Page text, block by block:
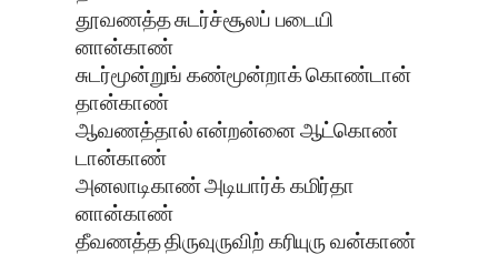
தூவணத்த சுடர்ச்சூலப் படையி
னான்காண்
சுடர்மூன்றுங் கண்மூன்றாக் கொண்டான்
தான்காண்
ஆவணத்தால் என்றன்னை ஆட்கொண்
டான்காண்
அனலாடிகாண் அடியார்க் கமிர்தா
னான்காண்
தீவணத்த திருவுருவிற் கரியுரு வன்காண்